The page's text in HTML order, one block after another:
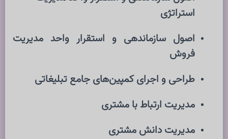
استراتژی
اصول سازماندهی و استقرار واحد مدیریت
فروش
طراحی و اجرای کمپین‌های جامع تبلیغاتی
مدیریت ارتباط با مشتری
مدیریت دانش مشتری